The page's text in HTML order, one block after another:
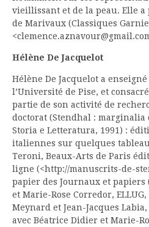
vieillissant et de la peau. Elle a
de Marivaux (Classiques
Hélène De Jacquelot
Hélène De Jacquelot a
l’Université de Pise, et
partie de son activité de
doctorat (Stendhal :
Storia e Letteratura, 1991) :
italiennes sur quelques
Teroni, Beaux-Arts de Paris
ligne (<http://manuscrits-de-
papier des Journaux et papiers
et Marie-Rose Corredor, ELLUG,
Meynard et Jean-Jacques
avec Béatrice Didier et Marie-